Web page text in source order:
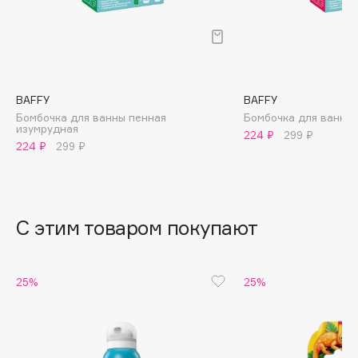
Banderas
Basicare
Beautyblades
НОВИНКА
BAFFY
Бомбочка для ванны пенная
изумрудная
224 ₽
299 ₽
BAFFY
Бомбочка для ванны
224 ₽
299 ₽
С этим товаром покупают
25% 25%